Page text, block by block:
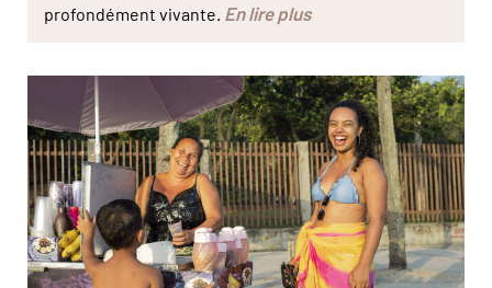
profondément vivante. En lire plus
© Marta Nascimento/Réa